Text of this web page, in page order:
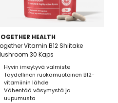
HEALTH
Vitamin B12 Shiitake
30 Kaps
Hyvin imeytyvä valmiste
Täydellinen ruokamuotoinen B12-
vitamiinin lähde
Vähentää väsymystä ja
uupumusta